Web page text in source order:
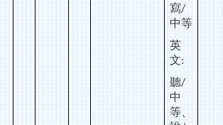
寫/
中等
英
文:
聽/
中
等、